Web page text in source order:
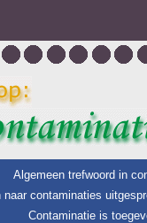
Algemeen trefwoord in
naar contaminaties
Contaminatie is